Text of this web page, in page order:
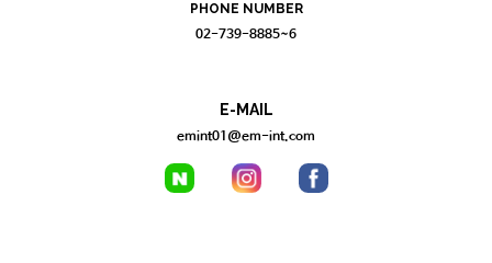
PHONE NUMBER
02-739-8885~6
E-MAIL
emint01@em-int.com